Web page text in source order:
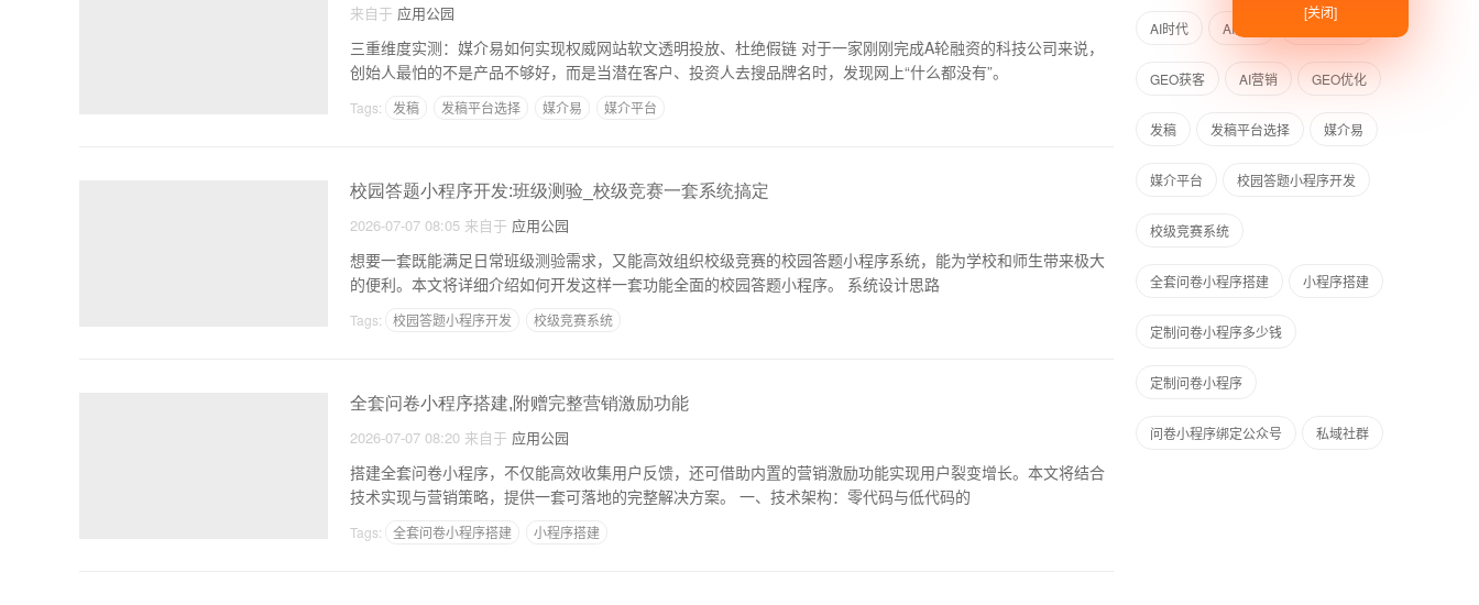
来自于 应用公园
三重维度实测：媒介易如何实现权威网站软文透明投放、杜绝假链 对于一家刚刚完成A轮融资的科技公司来说，
创始人最怕的不是产品不够好，而是当潜在客户、投资人去搜品牌名时，发现网上“什么都没有”。
Tags: 发稿 发稿平台选择 媒介易 媒介平台
校园答题小程序开发:班级测验_校级竞赛一套系统搞定
2026-07-07 08:05 来自于 应用公园
想要一套既能满足日常班级测验需求，又能高效组织校级竞赛的校园答题小程序系统，能为学校和师生带来极大
的便利。本文将详细介绍如何开发这样一套功能全面的校园答题小程序。 系统设计思路
Tags: 校园答题小程序开发 校级竞赛系统
全套问卷小程序搭建,附赠完整营销激励功能
2026-07-07 08:20 来自于 应用公园
搭建全套问卷小程序，不仅能高效收集用户反馈，还可借助内置的营销激励功能实现用户裂变增长。本文将结合
技术实现与营销策略，提供一套可落地的完整解决方案。 一、技术架构：零代码与低代码的
Tags: 全套问卷小程序搭建 小程序搭建
AI时代 AI流量
GEO获客 AI营销 GEO优化
发稿 发稿平台选择 媒介易
媒介平台 校园答题小程序开发
校级竞赛系统
全套问卷小程序搭建 小程序搭建
定制问卷小程序多少钱
定制问卷小程序
问卷小程序绑定公众号 私域社群
[关闭]